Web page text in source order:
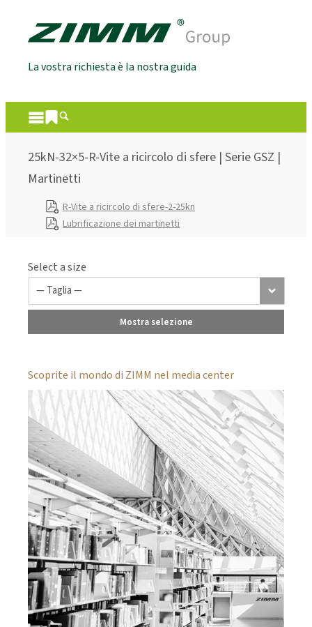
La vostra richiesta è la nostra guida
25kN-32×5-R-Vite a ricircolo di sfere | Serie GSZ |
Martinetti
R-Vite a ricircolo di sfere-2-25kn
Lubrificazione dei martinetti
Select a size
Mostra selezione
Scoprite il mondo di ZIMM nel media center